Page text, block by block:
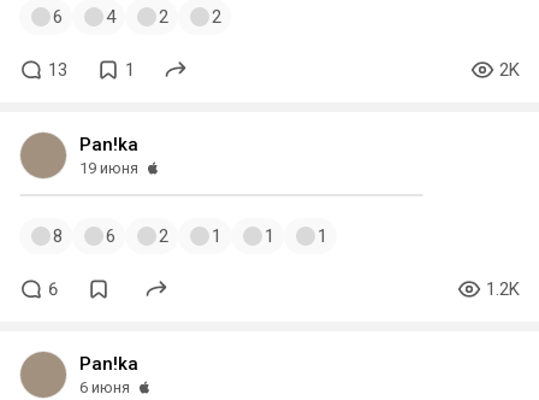
6 4 2 2
13 1 2K
Pan!ka
19 июня
8 6 2 1 1 1
6 1.2K
Pan!ka
6 июня